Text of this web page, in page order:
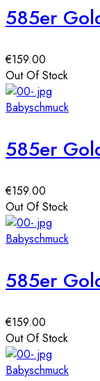
€159.00
Out Of Stock
Babyschmuck
€159.00
Out Of Stock
Babyschmuck
€159.00
Out Of Stock
Babyschmuck